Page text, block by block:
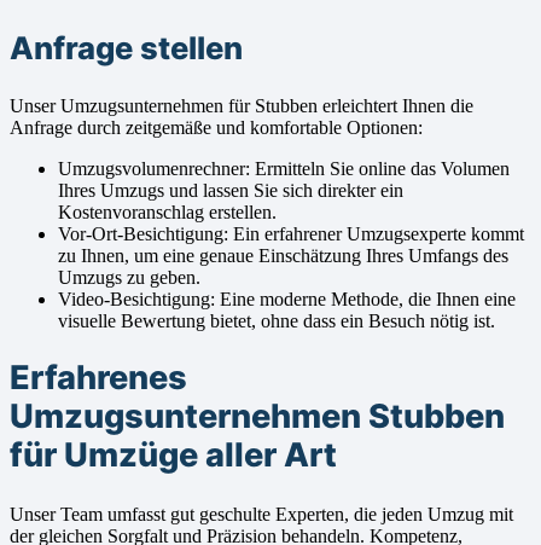
Anfrage stellen
Unser Umzugsunternehmen für Stubben erleichtert Ihnen die
Anfrage durch zeitgemäße und komfortable Optionen:
Umzugsvolumenrechner: Ermitteln Sie online das Volumen
Ihres Umzugs und lassen Sie sich direkter ein
Kostenvoranschlag erstellen.
Vor-Ort-Besichtigung: Ein erfahrener Umzugsexperte kommt
zu Ihnen, um eine genaue Einschätzung Ihres Umfangs des
Umzugs zu geben.
Video-Besichtigung: Eine moderne Methode, die Ihnen eine
visuelle Bewertung bietet, ohne dass ein Besuch nötig ist.
Erfahrenes
Umzugsunternehmen Stubben
für Umzüge aller Art
Unser Team umfasst gut geschulte Experten, die jeden Umzug mit
der gleichen Sorgfalt und Präzision behandeln. Kompetenz,